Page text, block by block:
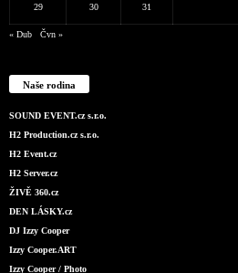
29 30 31
« Dub Čvn »
Naše rodina
SOUND EVENT.cz s.r.o.
H2 Production.cz s.r.o.
H2 Event.cz
H2 Server.cz
ŽIVĚ 360.cz
DEN LÁSKY.cz
DJ Izzy Cooper
Izzy Cooper.ART
Izzy Cooper / Photo